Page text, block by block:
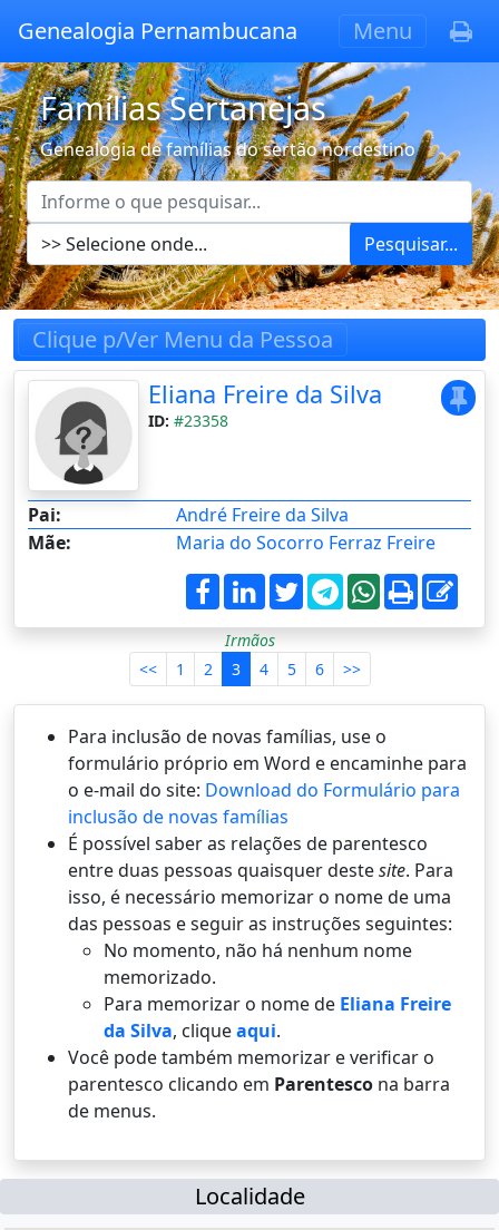
Genealogia Pernambucana Menu
Famílias Sertanejas
Genealogia de famílias do sertão nordestino
Pesquisar...
Clique p/Ver Menu da Pessoa
Eliana Freire da Silva
ID: #23358
Pai:
André Freire da Silva
Mãe:
Maria do Socorro Ferraz Freire
Irmãos
<<
1 2 3 4 5 6 >>
Para inclusão de novas famílias, use o
formulário próprio em Word e encaminhe para
o e-mail do site: Download do Formulário para
inclusão de novas famílias
É possí­vel saber as relações de parentesco
entre duas pessoas quaisquer destesite. Para
isso, é necessário memorizar o nome de uma
das pessoas e seguir as instruções seguintes:
No momento, não há nenhum nome
memorizado.
Para memorizar o nome de Eliana Freire
da Silva, cliqueaqui.
Você pode também memorizar e verificar o
parentesco clicando em Parentesco na barra
de menus.
Localidade